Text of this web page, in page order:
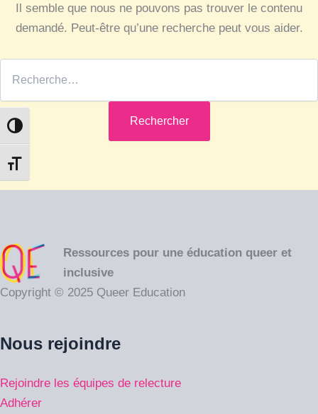
Passer en contraste élevé
Changer la taille de la police
Il semble que nous ne pouvons pas trouver le contenu
demandé. Peut-être qu’une recherche peut vous aider.
Ressources pour une éducation queer et
inclusive
Copyright © 2025 Queer Education
Nous rejoindre
Rejoindre les équipes de relecture
Adhérer